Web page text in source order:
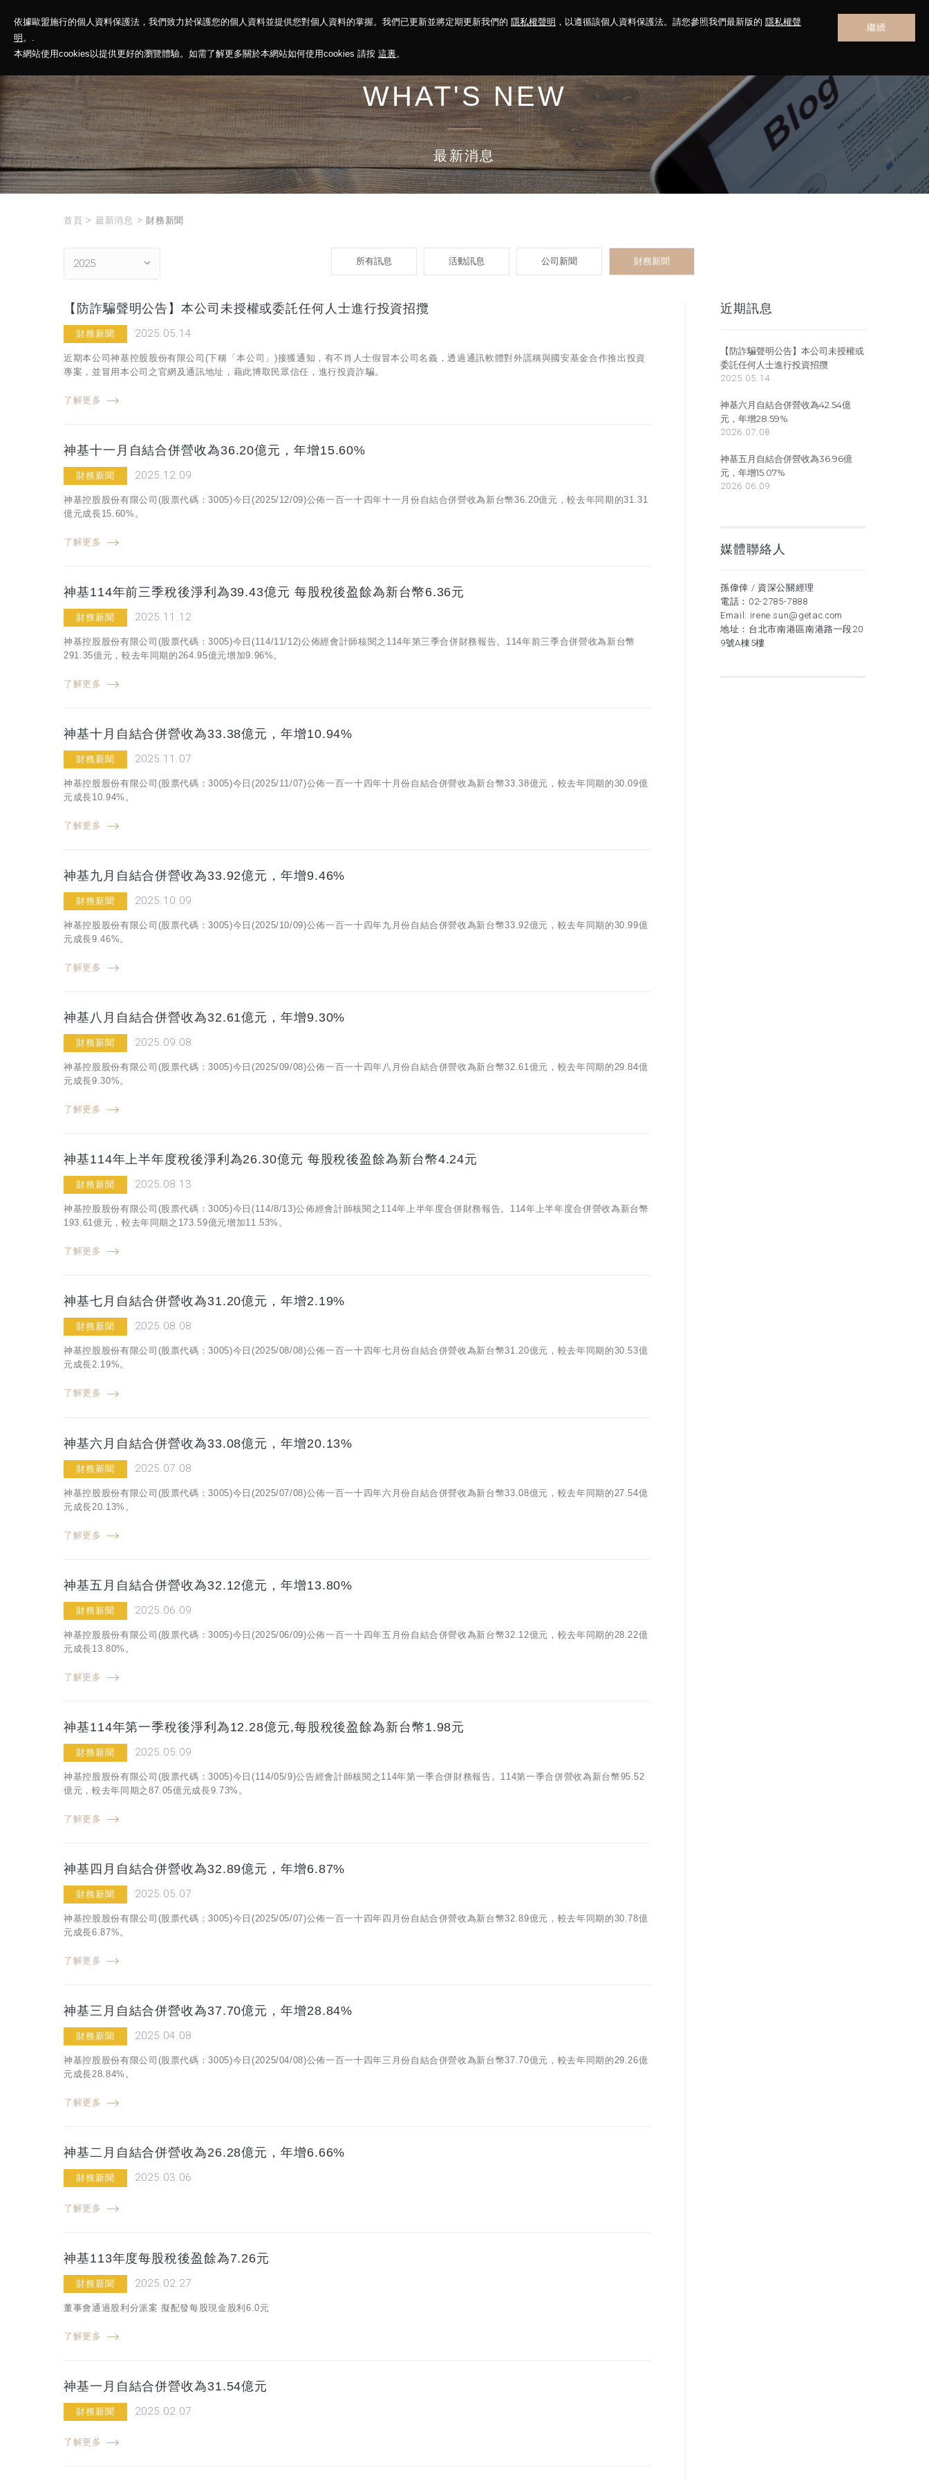
依據歐盟施行的個人資料保護法，我們致力於保護您的個人資料並提供您對個人資料的掌握。我們已更新並將定期更新我們的 隱私權聲明 ，以遵循該個人資料保護法。請您參照我們最新版的 隱私權聲
明 。.
本網站使用cookies以提供更好的瀏覽體驗。如需了解更多關於本網站如何使用cookies 請按 這裏。
繼續
神基投控 解決方案 永續報告 投資人關係 菁英招募 最新消息 聯絡我們
WHAT'S NEW
最新消息
首頁 > 最新消息 > 財務新聞
2025 所有訊息 活動訊息 公司新聞 財務新聞
【防詐騙聲明公告】本公司未授權或委託任何人士進行投資招攬
財務新聞 2025.05.14
近期本公司神基控股股份有限公司(下稱「本公司」)接獲通知，有不肖人士假冒本公司名義，透過通訊軟體對外謊稱與國安基金合作推出投資
專案，並冒用本公司之官網及通訊地址，藉此博取民眾信任，進行投資詐騙。
了解更多
神基十一月自結合併營收為36.20億元，年增15.60%
財務新聞 2025.12.09
神基控股股份有限公司(股票代碼：3005)今日(2025/12/09)公佈一百一十四年十一月份自結合併營收為新台幣36.20億元，較去年同期的31.31
億元成長15.60%。
了解更多
神基114年前三季稅後淨利為39.43億元 每股稅後盈餘為新台幣6.36元
財務新聞 2025.11.12
神基控股股份有限公司(股票代碼：3005)今日(114/11/12)公佈經會計師核閱之114年第三季合併財務報告。114年前三季合併營收為新台幣
291.35億元，較去年同期的264.95億元增加9.96%。
了解更多
神基十月自結合併營收為33.38億元，年增10.94%
財務新聞 2025.11.07
神基控股股份有限公司(股票代碼：3005)今日(2025/11/07)公佈一百一十四年十月份自結合併營收為新台幣33.38億元，較去年同期的30.09億
元成長10.94%。
了解更多
神基九月自結合併營收為33.92億元，年增9.46%
財務新聞 2025.10.09
神基控股股份有限公司(股票代碼：3005)今日(2025/10/09)公佈一百一十四年九月份自結合併營收為新台幣33.92億元，較去年同期的30.99億
元成長9.46%。
了解更多
神基八月自結合併營收為32.61億元，年增9.30%
財務新聞 2025.09.08
神基控股股份有限公司(股票代碼：3005)今日(2025/09/08)公佈一百一十四年八月份自結合併營收為新台幣32.61億元，較去年同期的29.84億
元成長9.30%。
了解更多
神基114年上半年度稅後淨利為26.30億元 每股稅後盈餘為新台幣4.24元
財務新聞 2025.08.13
神基控股股份有限公司(股票代碼：3005)今日(114/8/13)公佈經會計師核閱之114年上半年度合併財務報告。114年上半年度合併營收為新台幣
193.61億元，較去年同期之173.59億元增加11.53%。
了解更多
神基七月自結合併營收為31.20億元，年增2.19%
財務新聞 2025.08.08
神基控股股份有限公司(股票代碼：3005)今日(2025/08/08)公佈一百一十四年七月份自結合併營收為新台幣31.20億元，較去年同期的30.53億
元成長2.19%。
了解更多
神基六月自結合併營收為33.08億元，年增20.13%
財務新聞 2025.07.08
神基控股股份有限公司(股票代碼：3005)今日(2025/07/08)公佈一百一十四年六月份自結合併營收為新台幣33.08億元，較去年同期的27.54億
元成長20.13%。
了解更多
神基五月自結合併營收為32.12億元，年增13.80%
財務新聞 2025.06.09
神基控股股份有限公司(股票代碼：3005)今日(2025/06/09)公佈一百一十四年五月份自結合併營收為新台幣32.12億元，較去年同期的28.22億
元成長13.80%。
了解更多
神基114年第一季稅後淨利為12.28億元,每股稅後盈餘為新台幣1.98元
財務新聞 2025.05.09
神基控股股份有限公司(股票代碼：3005)今日(114/05/9)公告經會計師核閱之114年第一季合併財務報告。114第一季合併營收為新台幣95.52
億元，較去年同期之87.05億元成長9.73%。
了解更多
神基四月自結合併營收為32.89億元，年增6.87%
財務新聞 2025.05.07
神基控股股份有限公司(股票代碼：3005)今日(2025/05/07)公佈一百一十四年四月份自結合併營收為新台幣32.89億元，較去年同期的30.78億
元成長6.87%。
了解更多
神基三月自結合併營收為37.70億元，年增28.84%
財務新聞 2025.04.08
神基控股股份有限公司(股票代碼：3005)今日(2025/04/08)公佈一百一十四年三月份自結合併營收為新台幣37.70億元，較去年同期的29.26億
元成長28.84%。
了解更多
神基二月自結合併營收為26.28億元，年增6.66%
財務新聞 2025.03.06
了解更多
神基113年度每股稅後盈餘為7.26元
財務新聞 2025.02.27
董事會通過股利分派案 擬配發每股現金股利6.0元
了解更多
神基一月自結合併營收為31.54億元
財務新聞 2025.02.07
了解更多
近期訊息
【防詐騙聲明公告】本公司未授權或
委託任何人士進行投資招攬
2025.05.14
神基六月自結合併營收為42.54億
元，年增28.59%
2026.07.08
神基五月自結合併營收為36.96億
元，年增15.07%
2026.06.09
媒體聯絡人
孫偉倖 / 資深公關經理
電話： 02-2785-7888
Email: irene.sun@getac.com
地址：台北市南港區南港路一段20
9號A棟5樓